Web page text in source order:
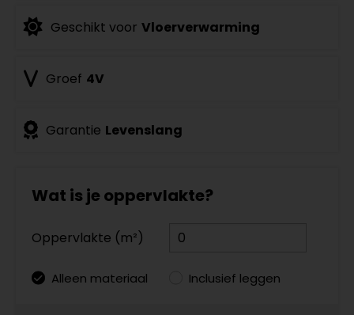
Geschikt voor Vloerverwarming
Groef 4V
Garantie Levenslang
Wat is je oppervlakte?
Oppervlakte (m²)
Alleen materiaal Inclusief leggen